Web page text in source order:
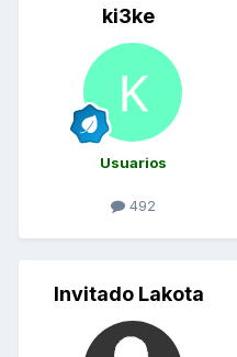
ki3ke
Usuarios
492
Invitado Lakota